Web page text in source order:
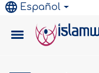
Español